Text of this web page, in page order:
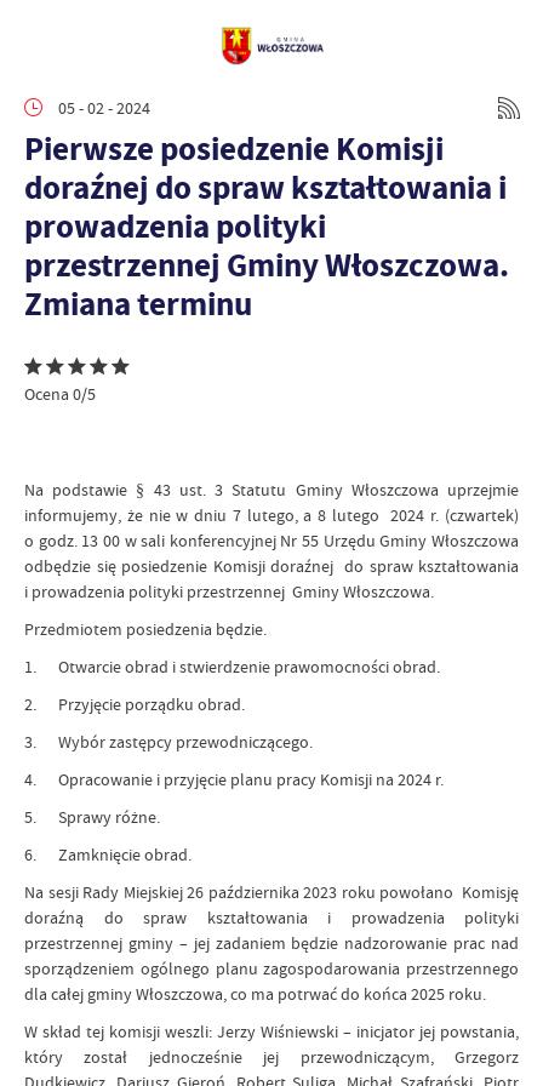
05 - 02 - 2024
Pierwsze posiedzenie Komisji
doraźnej do spraw kształtowania i
prowadzenia polityki
przestrzennej Gminy Włoszczowa.
Zmiana terminu
Ocena 0/5
Na podstawie § 43 ust. 3 Statutu Gminy Włoszczowa uprzejmie
informujemy, że nie w dniu 7 lutego, a 8 lutego 2024 r. (czwartek)
o godz. 13 00 w sali konferencyjnej Nr 55 Urzędu Gminy Włoszczowa
odbędzie się posiedzenie Komisji doraźnej do spraw kształtowania
i prowadzenia polityki przestrzennej Gminy Włoszczowa.
Przedmiotem posiedzenia będzie.
1. Otwarcie obrad i stwierdzenie prawomocności obrad.
2. Przyjęcie porządku obrad.
3. Wybór zastępcy przewodniczącego.
4. Opracowanie i przyjęcie planu pracy Komisji na 2024 r.
5. Sprawy różne.
6. Zamknięcie obrad.
Na sesji Rady Miejskiej 26 października 2023 roku powołano Komisję
doraźną do spraw kształtowania i prowadzenia polityki
przestrzennej gminy – jej zadaniem będzie nadzorowanie prac nad
sporządzeniem ogólnego planu zagospodarowania przestrzennego
dla całej gminy Włoszczowa, co ma potrwać do końca 2025 roku.
W skład tej komisji weszli: Jerzy Wiśniewski – inicjator jej powstania,
który został jednocześnie jej przewodniczącym, Grzegorz